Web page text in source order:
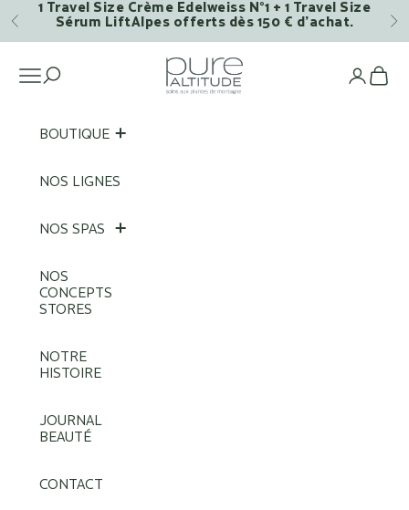
Passer au contenu
Précédent
1 Travel Size Crème Edelweiss N°1 + 1 Travel Size
Sérum LiftAlpes offerts dès 150 € d’achat.
Pure Altitude
Ouvrir la navigation
BOUTIQUE
NOS LIGNES
NOS SPAS
NOS
CONCEPTS
STORES
NOTRE
HISTOIRE
JOURNAL
BEAUTÉ
CONTACT